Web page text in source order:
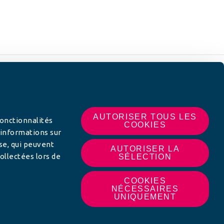
sur
qui peuvent
lors de
AUTORISER TOUS LES
COOKIES
AUTORISER LA
SÉLECTION
COOKIES
NÉCESSAIRES
UNIQUEMENT